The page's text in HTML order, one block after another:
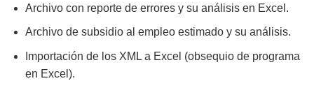
Archivo con reporte de errores y su análisis en Excel.
Archivo de subsidio al empleo estimado y su análisis.
Importación de los XML a Excel (obsequio de programa
en Excel).